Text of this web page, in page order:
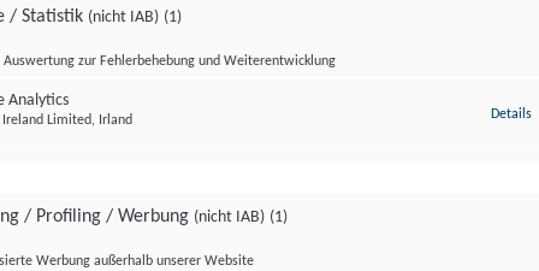
05.08.2026
/ Statistik (nicht IAB) (1)
Auswertung zur Fehlerbehebung und Weiterentwicklung
Analytics
Ireland Limited, Irland Details
/ Profiling / Werbung (nicht IAB) (1)
Werbung außerhalb unserer Website